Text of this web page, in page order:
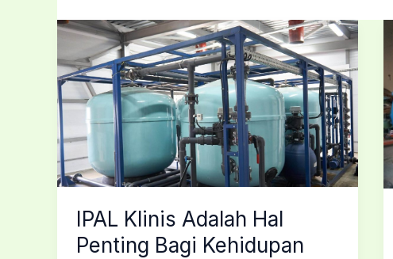
IPAL Klinis Adalah Hal
Penting Bagi Kehidupan
IPAL
Klinis
Adalah
Hal
Penting
Bagi
Kehidupan